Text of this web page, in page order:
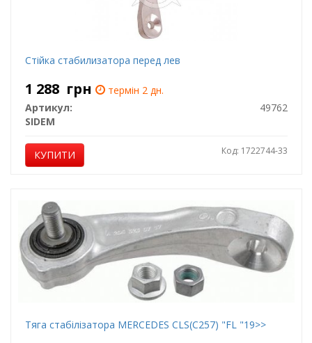
Стійка стабилизатора перед лев
1 288 грн
термін 2 дн.
Артикул:
49762
SIDEM
КУПИТИ Код: 1722744-33
Тяга стабілізатора MERCEDES CLS(C257) "FL "19>>